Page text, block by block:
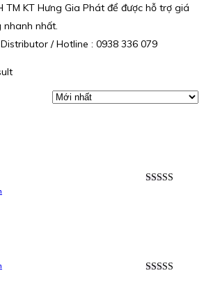
TM KT Hưng Gia Phát để được hỗ trợ giá
nhất.
/ Hotline : 0938 336 079